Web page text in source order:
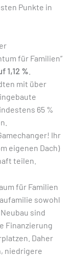
Punkte in
für Familien“
1,12 %
mit über
65 %
Ihr
eigenen Dach)
teilen.
für Familien
sowohl
sind
Finanzierung
Daher
niedrigere